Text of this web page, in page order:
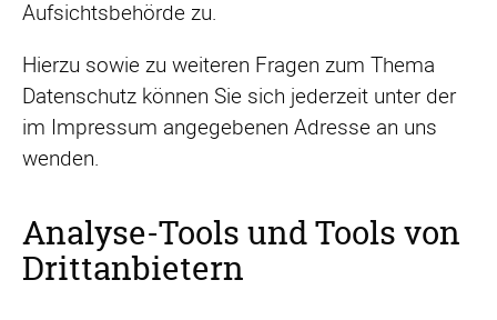
Aufsichtsbehörde zu.
Hierzu sowie zu weiteren Fragen zum Thema
Datenschutz können Sie sich jederzeit unter der
im Impressum angegebenen Adresse an uns
wenden.
Analyse-Tools und Tools von
Drittanbietern